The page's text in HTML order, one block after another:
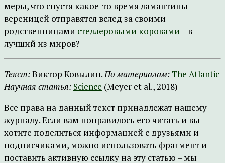
меры, что спустя какое-то время ламантины
вереницей отправятся вслед за своими
родственницами стеллеровыми коровами – в
лучший из миров?
Текст:Виктор Ковылин.По материалам: The Atlantic
Научная статья: Science (Meyer et al., 2018)
Все права на данный текст принадлежат нашему
журналу. Если вам понравилось его читать и вы
хотите поделиться информацией с друзьями и
подписчиками, можно использовать фрагмент и
поставить активную ссылку на эту статью – мы